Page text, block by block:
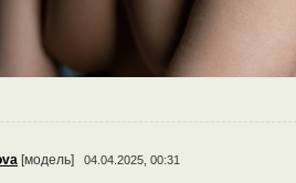
[модель] 04.04.2025, 00:31